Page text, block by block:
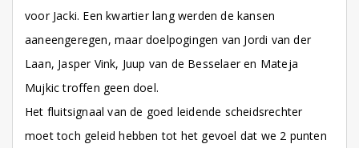
voor Jacki. Een kwartier lang werden de kansen
aaneengeregen, maar doelpogingen van Jordi van der
Laan, Jasper Vink, Juup van de Besselaer en Mateja
Mujkic troffen geen doel.
Het fluitsignaal van de goed leidende scheidsrechter
moet toch geleid hebben tot het gevoel dat we 2 punten